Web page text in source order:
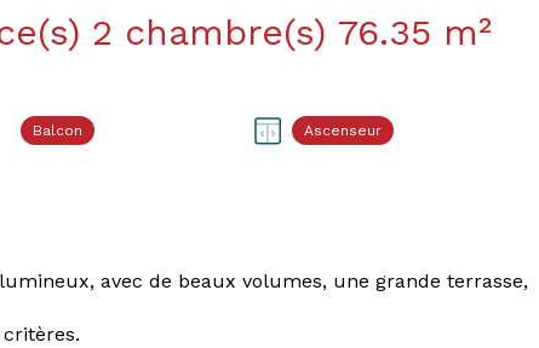
Appartement 3 pièce(s) 2 chambre(s) 76.35 m²
Balcon Ascenseur
avec de beaux volumes, une grande terrasse,